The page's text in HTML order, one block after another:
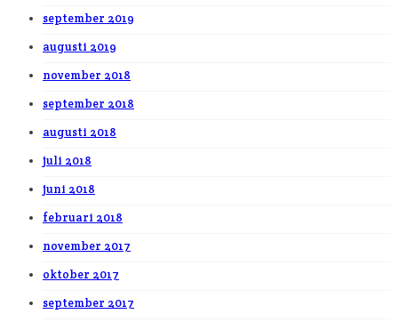
september 2019
augusti 2019
november 2018
september 2018
augusti 2018
juli 2018
juni 2018
februari 2018
november 2017
oktober 2017
september 2017